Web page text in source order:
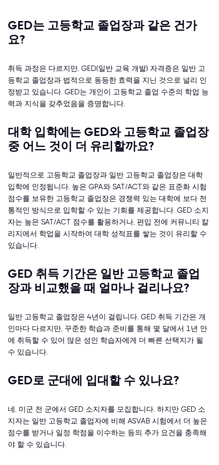
GED는 고등학교 졸업장과 같은 건가
요?
취득 과정은 다르지만, GED(일반 교육 개발) 자격증은 일반 고
등학교 졸업장과 법적으로 동등한 효력을 지닌 것으로 널리 인
정받고 있습니다. GED는 개인이 고등학교 졸업 수준의 학업 능
력과 지식을 갖추었음을 증명합니다.
대학 입학에는 GED와 고등학교 졸업장
중 어느 것이 더 유리할까요?
일반적으로 고등학교 졸업장과 일반 고등학교 졸업장은 대학
입학에 인정됩니다. 높은 GPA와 SAT/ACT와 같은 표준화 시험
점수를 보유한 고등학교 졸업장은 경쟁력 있는 대학에 보다 전
통적인 방식으로 입학할 수 있는 기회를 제공합니다. GED 소지
자는 높은 SAT/ACT 점수를 활용하거나, 편입 전에 커뮤니티 칼
리지에서 학업을 시작하여 대학 성적표를 쌓는 것이 유리할 수
있습니다.
GED 취득 기간은 일반 고등학교 졸업
장과 비교했을 때 얼마나 걸리나요?
일반 고등학교 졸업장은 4년이 걸립니다. GED 취득 기간은 개
인마다 다르지만, 꾸준한 학습과 준비를 통해 몇 달에서 1년 안
에 취득할 수 있어 많은 성인 학습자에게 더 빠른 선택지가 될
수 있습니다.
GED로 군대에 입대할 수 있나요?
네, 미군 전 군에서 GED 소지자를 모집합니다. 하지만 GED 소
지자는 일반 고등학교 졸업자에 비해 ASVAB 시험에서 더 높은
점수를 받거나 일정 학점을 이수하는 등의 추가 요건을 충족해
야 할 수 있습니다.